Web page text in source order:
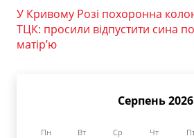
У Кривому Розі похоронна
ТЦК: просили відпустити сина
матір’ю
Серпень 2026
Пн Вт Ср Чт